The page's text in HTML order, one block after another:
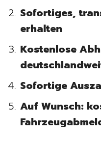
Sofortiges,
erhalten
Kostenlose
Sofortige
Auf Wunsch: